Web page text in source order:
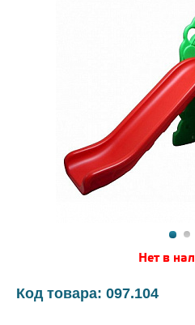
Нет в
Код товара: 097.104